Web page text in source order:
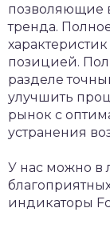
позволяющие
тренда.
позицией.
разделе
улучшить
рынок с
устранения
У нас можно в
индикаторы